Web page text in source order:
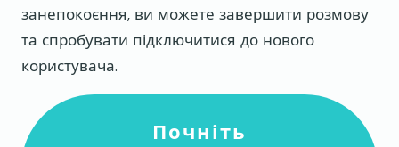
занепокоєння, ви можете завершити розмову
та спробувати підключитися до нового
користувача.
Почніть